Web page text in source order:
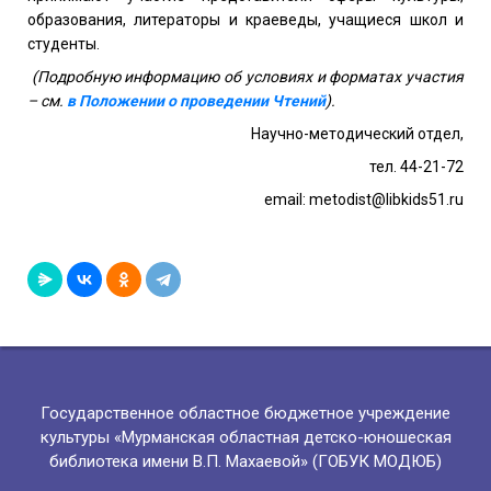
образования, литераторы и краеведы, учащиеся школ и
студенты.
(Подробную информацию об условиях и форматах участия
– см. в Положении о проведении Чтений).
Научно-методический отдел,
тел. 44-21-72
email : metodist@ libkids51. ru
Государственное областное бюджетное учреждение
культуры «Мурманская областная детско-юношеская
библиотека имени В.П. Махаевой» (ГОБУК МОДЮБ)